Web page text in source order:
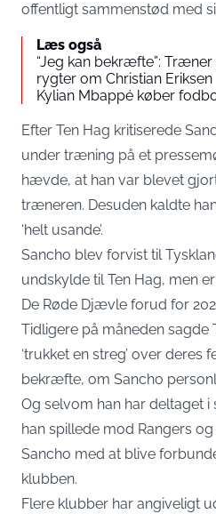
offentligt sammenstød med
Læs også
“Jeg kan bekræfte”:
rygter om Christian Eriksen
Kylian Mbappé køber
Efter Ten Hag kritiserede
under træning på et
hævde, at han var blevet
træneren. Desuden kaldte
‘helt usande’.
Sancho blev forvist til
undskylde til Ten Hag, men
De Røde Djævle forud for
Tidligere på måneden sagde
‘trukket en streg’ over deres
bekræfte, om Sancho
Og selvom han har deltaget
han spillede mod Rangers
Sancho med at blive
klubben.
Flere klubber har angiveligt